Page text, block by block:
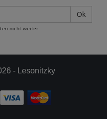
nicht weiter
- Lesonitzky